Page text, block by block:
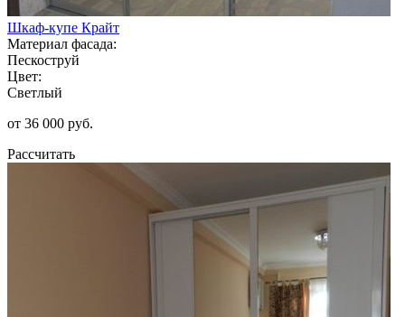
Шкаф-купе Крайт
Материал фасада:
Пескоструй
Цвет:
Светлый
от 36 000 руб.
Рассчитать